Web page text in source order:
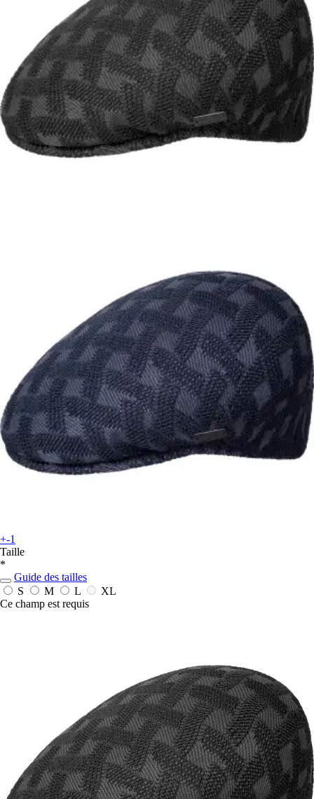
+-1
Taille
*
Guide des tailles
S
M L
XL
Ce champ est requis